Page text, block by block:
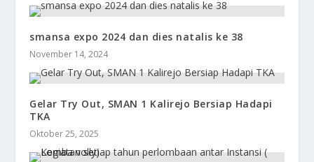
smansa expo 2024 dan dies natalis ke 38
November 14, 2024
Gelar Try Out, SMAN 1 Kalirejo Bersiap Hadapi
TKA
Oktober 25, 2025